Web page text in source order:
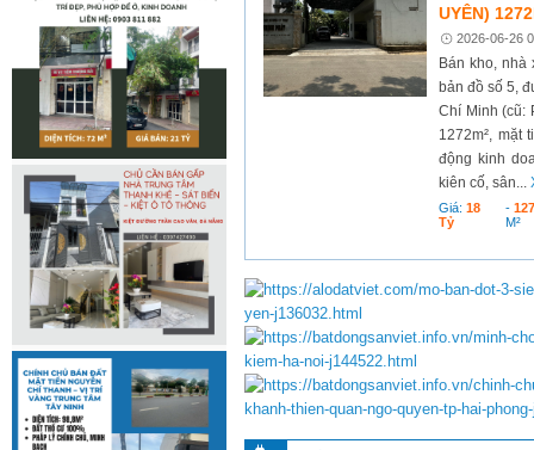
UYÊN)
2026-06-26
Bán kho, nhà
bản đồ số 5,
Chí Minh (cũ:
1272m², mặt
động kinh
kiên cố, sân...
Giá:18
Tỷ
-
M²